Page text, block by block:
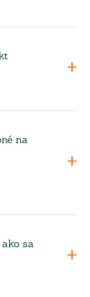
na
sa